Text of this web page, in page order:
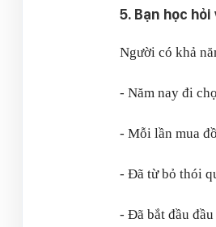
5. Bạn học
Người có khả
- Năm nay đi
- Mỗi lần mua
- Đã từ bỏ thói
- Đã bắt đầu